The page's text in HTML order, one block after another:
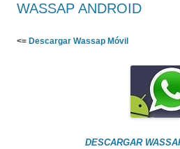
WASSAP ANDROID
<= Descargar Wassap Móvil
DESCARGAR